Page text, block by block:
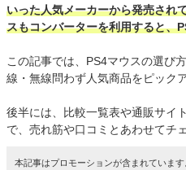
いった人気メーカーから発売され
スもコンバーターを利用すると、
この記事では、PS4マウスの選び
線・無線問わず人気商品をピックア
後半には、比較一覧表や通販サイ
で、売れ筋や口コミとあわせてチ
本記事はプロモーションが含まれていま